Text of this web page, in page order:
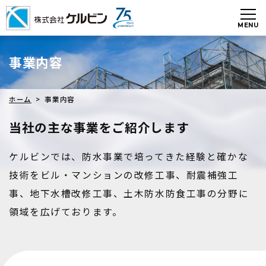
事業内容
ホーム > 事業内容
当社の主な事業をご紹介します
ケルビンでは、防水事業で培ってきた経験と確かな
技術をビル・マンションの改修工事、耐震補強工
事、地下水槽改修工事、土木防水防食工事の分野に
領域を広げております。